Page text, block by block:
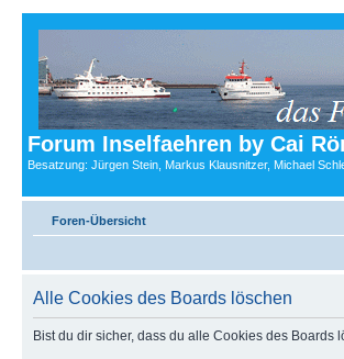
Forum Inselfaehren by Cai
Besatzung: Jürgen Stein, Markus Klausnitzer, Michael
Foren-Übersicht
Alle Cookies des Boards löschen
Bist du dir sicher, dass du alle Cookies des Boards